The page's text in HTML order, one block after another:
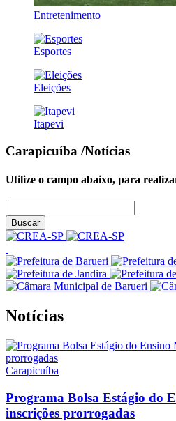
Entretenimento
Esportes
Eleições
Itapevi
Carapicuíba /Notícias
Utilize o campo abaixo, para
Buscar
Notícias
Carapicuíba
Programa Bolsa Estágio do
inscrições prorrogadas